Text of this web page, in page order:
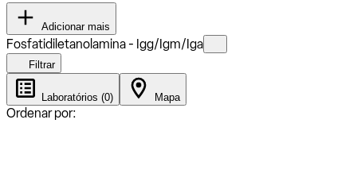
Adicionar mais
Fosfatidiletanolamina - Igg/Igm/Iga
Filtrar
Laboratórios (0) Mapa
Ordenar por: